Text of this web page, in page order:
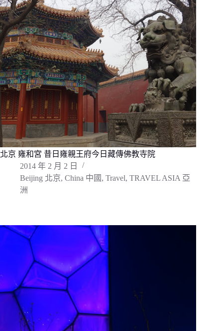
北京 雍和宮 昔日雍親王府今日藏傳佛教寺院
2014 年 2 月 2 日
Beijing 北京, China 中國 , Travel, TRAVEL ASIA 亞
洲